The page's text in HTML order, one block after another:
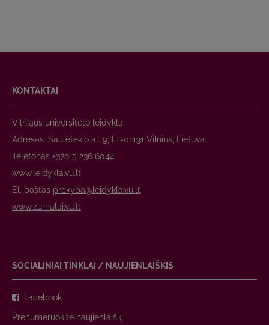
KONTAKTAI
Vilniaus universiteto leidykla
Adresas: Saulėtekio al. 9, LT-01131 Vilnius, Lietuva
Telefonas +370 5 236 6044
www.leidykla.vu.lt
El. paštas prekyba@leidykla.vu.lt
www.zurnalai.vu.lt
SOCIALINIAI TINKLAI / NAUJIENLAIŠKIS
Facebook
Prenumeruokite naujienlaiškį